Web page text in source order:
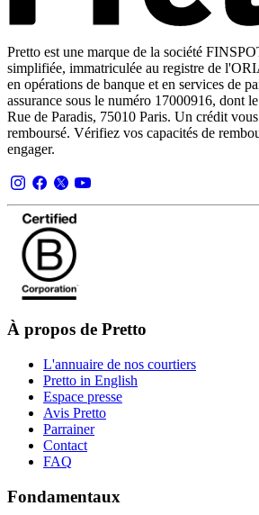
Pretto est une marque de la société
simplifiée, immatriculée au registre de
en opérations de banque et en services de
assurance sous le numéro 17000916, dont
Rue de Paradis, 75010 Paris. Un crédit
remboursé. Vérifiez vos capacités de
engager.
À propos de Pretto
L'annuaire de nos courtiers
Pretto in English
Espace presse
Avis Pretto
Parrainer
Contact
FAQ
Fondamentaux